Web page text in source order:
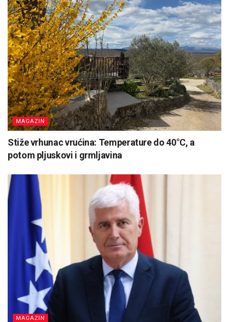
MAGAZIN
Stiže vrhunac vrućina: Temperature do 40°C, a
potom pljuskovi i grmljavina
MAGAZIN